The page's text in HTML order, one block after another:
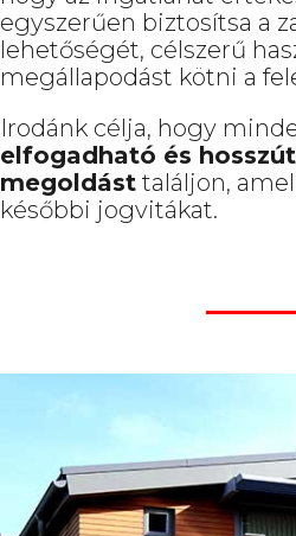
egyszerűen biztosítsa a
lehetőségét, célszerű
megállapodást kötni a
Irodánk célja, hogy
elfogadható és
megoldást találjon,
későbbi jogvitákat.